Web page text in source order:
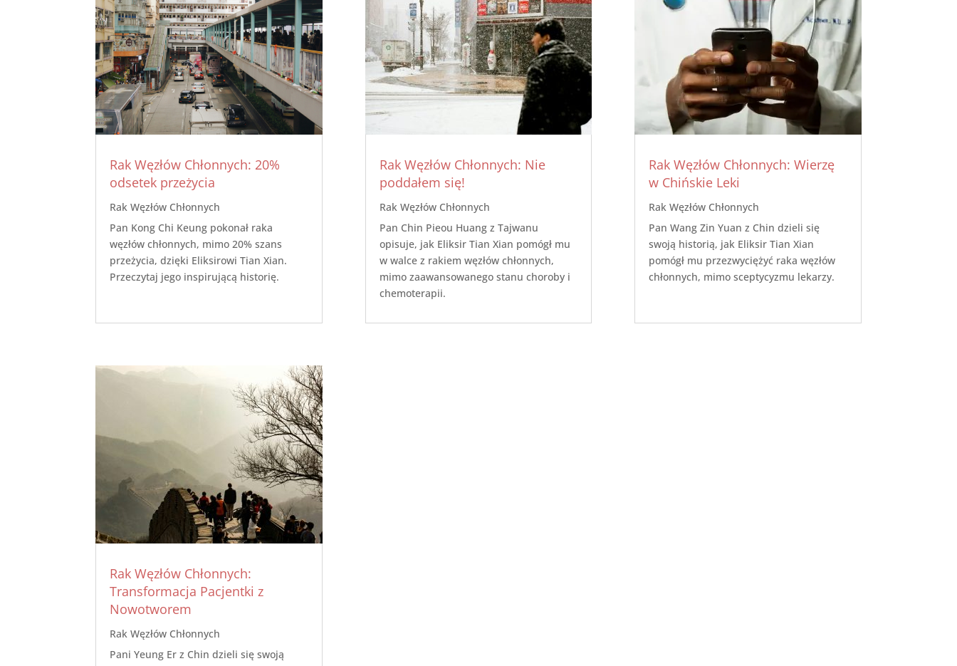
Rak Węzłów Chłonnych: 20%
odsetek przeżycia
Rak Węzłów Chłonnych
Pan Kong Chi Keung pokonał raka
węzłów chłonnych, mimo 20% szans
przeżycia, dzięki Eliksirowi Tian Xian.
Przeczytaj jego inspirującą historię.
Rak Węzłów Chłonnych:
Transformacja Pacjentki z
Nowotworem
Rak Węzłów Chłonnych
Pani Yeung Er z Chin dzieli się swoją
Rak Węzłów Chłonnych: Nie
poddałem się!
Rak Węzłów Chłonnych
Pan Chin Pieou Huang z Tajwanu
opisuje, jak Eliksir Tian Xian pomógł mu
w walce z rakiem węzłów chłonnych,
mimo zaawansowanego stanu choroby i
chemoterapii.
Rak Węzłów Chłonnych: Wierzę
w Chińskie Leki
Rak Węzłów Chłonnych
Pan Wang Zin Yuan z Chin dzieli się
swoją historią, jak Eliksir Tian Xian
pomógł mu przezwyciężyć raka węzłów
chłonnych, mimo sceptycyzmu lekarzy.